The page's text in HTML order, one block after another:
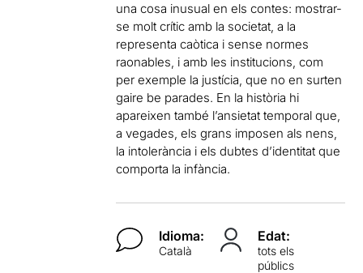
una cosa inusual en els contes: mostrar-
se molt crític amb la societat, a la
representa caòtica i sense normes
raonables, i amb les institucions, com
per exemple la justícia, que no en surten
gaire be parades. En la història hi
apareixen també l’ansietat temporal que,
a vegades, els grans imposen als nens,
la intolerància i els dubtes d’identitat que
comporta la infància.
Idioma:
Català
Edat:
tots els
públics